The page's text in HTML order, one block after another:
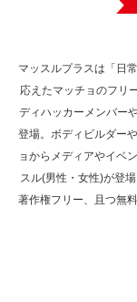
マッスルプラスは「日
応えたマッチョのフリ
ディハッカーメンバー
登場。ボディビルダー
ョからメディアやイベ
スル(男性・女性)が登
著作権フリー、且つ無